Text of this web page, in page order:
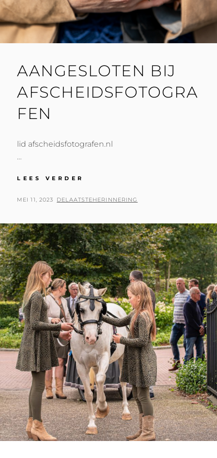
AANGESLOTEN BIJ
AFSCHEIDSFOTOGRA
FEN
lid afscheidsfotografen.nl
…
LEES VERDER
AFSCHEIDSFOTOGRAFEN
GEPLAATST
MEI 11, 2023 BY
DELAATSTEHERINNERING